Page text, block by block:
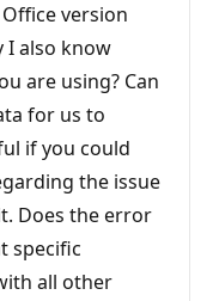
version
I also know
are using? Can
for us to
if you could
the issue
Does the error
specific
all other